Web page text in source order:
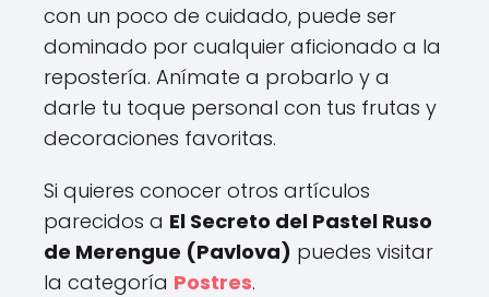
con un poco de cuidado, puede ser
dominado por cualquier aficionado a la
repostería. Anímate a probarlo y a
darle tu toque personal con tus frutas y
decoraciones favoritas.
Si quieres conocer otros artículos
parecidos a El Secreto del Pastel Ruso
de Merengue (Pavlova) puedes visitar
la categoría Postres.